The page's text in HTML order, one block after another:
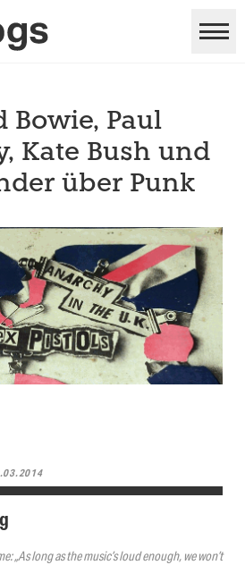
Bowie, Paul
Kate Bush und
über Punk
„As long as the music’s loud enough, we won’t